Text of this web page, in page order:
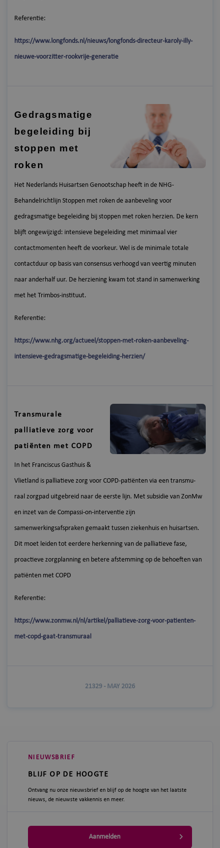
Referentie:
https://www.longfonds.nl/nieuws/longfonds-directeur-karoly-illy-
nieuwe-voorzitter-rookvrije-generatie
Gedragsmatige
begeleiding bij
stoppen met
roken
Het Nederlands Huisartsen Genootschap heeft in de NHG-
Behandelrichtlijn Stoppen met roken de aanbeveling voor
gedragsmatige begeleiding bij stoppen met roken herzien. De kern
blijft ongewijzigd: intensieve begeleiding met minimaal vier
contactmomenten heeft de voorkeur. Wel is de minimale totale
contactduur op basis van consensus verhoogd van veertig minuten
naar anderhalf uur. De herziening kwam tot stand in samenwerking
met het Trimbos-instituut.
Referentie:
https://www.nhg.org/actueel/stoppen-met-roken-aanbeveling-
intensieve-gedragsmatige-begeleiding-herzien/
Transmurale
palliatieve zorg voor
patiënten met COPD
In het Franciscus Gasthuis &
Vlietland is palliatieve zorg voor COPD-patiënten via een transmu-
raal zorgpad uitgebreid naar de eerste lijn. Met subsidie van ZonMw
en inzet van de Compassi-on-interventie zijn
samenwerkingsafspraken gemaakt tussen ziekenhuis en huisartsen.
Dit moet leiden tot eerdere herkenning van de palliatieve fase,
proactieve zorgplanning en betere afstemming op de behoeften van
patiënten met COPD
Referentie:
https://www.zonmw.nl/nl/artikel/palliatieve-zorg-voor-patienten-
met-copd-gaat-transmuraal
21329 - MAY 2026
NIEUWSBRIEF
BLIJF OP DE HOOGTE
Ontvang nu onze nieuwsbrief en blijf op de hoogte van het laatste
nieuws, de nieuwste vakkennis en meer.
Aanmelden